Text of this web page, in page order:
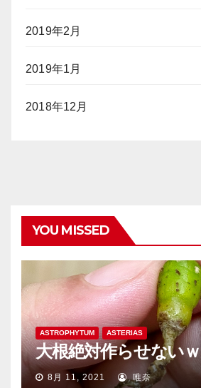
2019年2月
2019年1月
2018年12月
YOU MISSED
ASTROPHYTUM ASTERIAS
大根絶対作らせないｗ
8月 11, 2021 唯奈